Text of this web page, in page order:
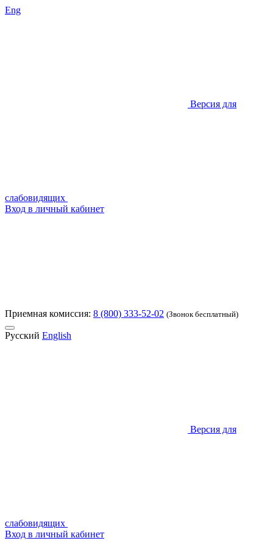
Eng
Версия для
слабовидящих
Вход в личный кабинет
Приемная комиссия: 8 (800) 333-52-02 (Звонок бесплатный)
Русский English
Версия для
слабовидящих
Вход в личный кабинет